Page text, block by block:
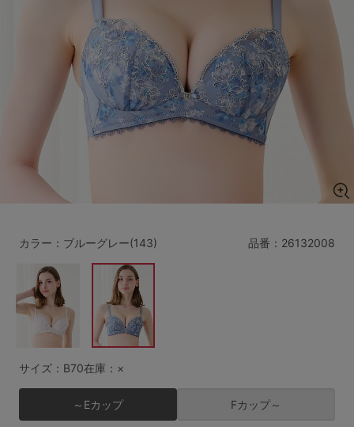
サイズからブラを探す
A65 A70 A75
B70 B75 B80
C65 C70 C85
D65
E70 E75 E80 E85
F65 F70 F75
G65 G75
H70 H75
M
L LL
S-CD
すべてのサイズを表示する
～999円
2,000～2,999円
4,000円～
セールアイテムから探す
品番： 26132008
カラー：ブルーグレー(143)
サイズ：B70在庫：×
～Eカップ Fカップ～